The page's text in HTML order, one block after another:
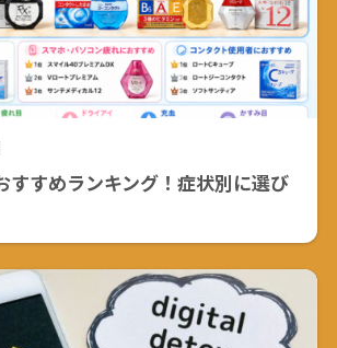
すすめランキング！症状別に選び